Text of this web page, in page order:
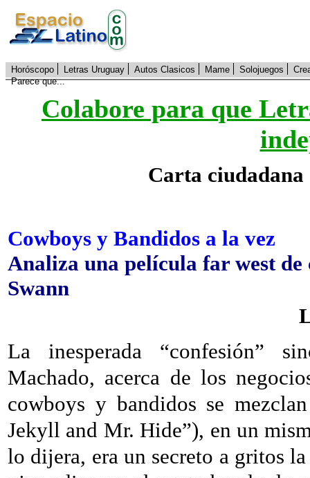
Horóscopo Letras Uruguay Autos Clasicos Mame Solojuegos
Parece que...
Colabore para que
Carta ciudadana
Cowboys y Bandidos a la vez
Analiza una película far west de
Swann
La inesperada “confesión”
Machado, acerca de los
cowboys y bandidos se
Jekyll and Mr. Hide”), en un
lo dijera, era un secreto a gritos